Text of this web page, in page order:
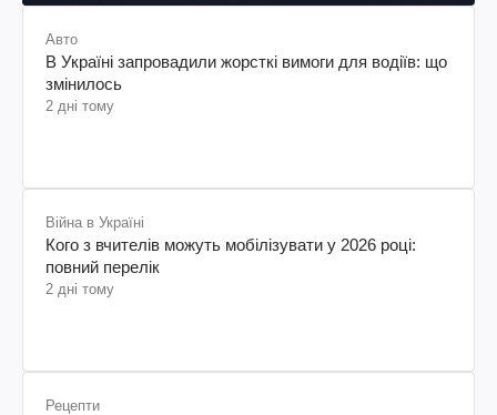
Авто
В Україні запровадили жорсткі вимоги для водіїв: що
змінилось
2 дні тому
Війна в Україні
Кого з вчителів можуть мобілізувати у 2026 році:
повний перелік
2 дні тому
Рецепти